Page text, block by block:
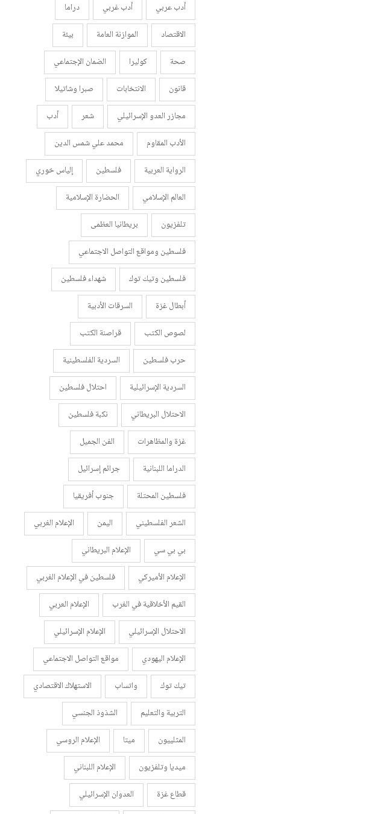
أدب عربي
أدب غربي
دراما
الاقتصاد
الموازنة العامة
بيئة
صحة
كوليرا
الضمان الإجتماعي
قانون
الانتخابات
صبرا وشاتيلا
مجازر العدو الإسرائيلي
شعر
أدب
الأدب المقاوم
محمد علي شمس الدين
الرواية العربية
فلسطين
إلياس خوري
العالم الإسلامي
الحضارة الإسلامية
تلفزيون
بريطانيا العظمى
فلسطين ومواقع التواصل الاجتماعي
فلسطين وتيك توك
شهداء فلسطين
أبطال غزة
السرقات الأدبية
لصوص الكتب
قراصنة الكتب
حرب فلسطين
السردية الفلسطينية
السردية الإسرائيلية
احتلال فلسطين
الاحتلال البريطاني
نكبة فلسطين
غزة والمظاهرات
الفن الجميل
الدراما اللبنانية
جرائم إسرائيل
فلسطين المحتلة
جنوب أفريقيا
الشعر الفلسطيني
اليمن
الإعلام الغربي
بي بي سي
الإعلام البريطاني
الإعلام الأميركي
فلسطين في الإعلام الغربي
القيم الأخلاقية في الغرب
الإعلام العربي
الاحتلال الإسرائيلي
الإعلام الإسرائيلي
الإعلام اليهودي
مواقع التواصل الاجتماعي
تيك توك
واتساب
الاستهلاك الاقتصادي
التربية والتعليم
الشذوذ الجنسي
المثلييون
ميتا
الإعلام الروسي
ميديا وتلفزيون
الإعلام اللبناني
قطاع غزة
العدوان الإسرائيلي